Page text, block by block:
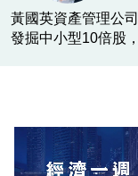
樓
財
商
黃國英資產管理公
發掘中小型10倍股